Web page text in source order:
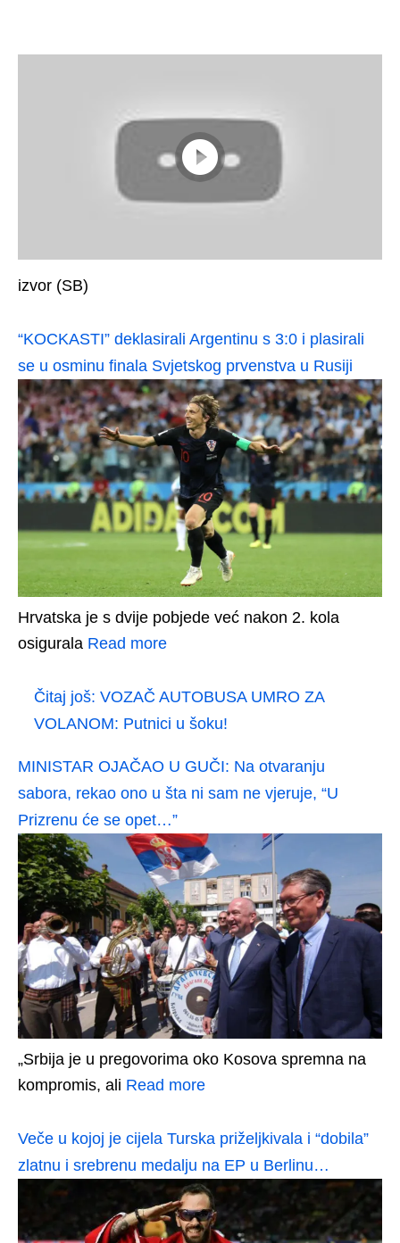
izvor (SB)
“KOCKASTI” deklasirali Argentinu s 3:0 i plasirali
se u osminu finala Svjetskog prvenstva u Rusiji
Hrvatska je s dvije pobjede već nakon 2. kola
osigurala Read more
Čitaj još: VOZAČ AUTOBUSA UMRO ZA
VOLANOM: Putnici u šoku!
MINISTAR OJAČAO U GUČI: Na otvaranju
sabora, rekao ono u šta ni sam ne vjeruje, “U
Prizrenu će se opet…”
„Srbija je u pregovorima oko Kosova spremna na
kompromis, ali Read more
Veče u kojoj je cijela Turska priželjkivala i “dobila”
zlatnu i srebrenu medalju na EP u Berlinu…